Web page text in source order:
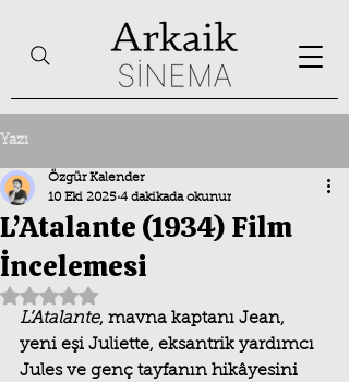
Yazı
L’Atalante (1934) Film
İncelemesi
Özgür Kalender
10 Eki 2025 4 dakikada okunur
5 üzerinden NaN yıldız
L’Atalante, mavna kaptanı Jean,
yeni eşi Juliette, eksantrik yardımcı
Jules ve genç tayfanın hikâyesini